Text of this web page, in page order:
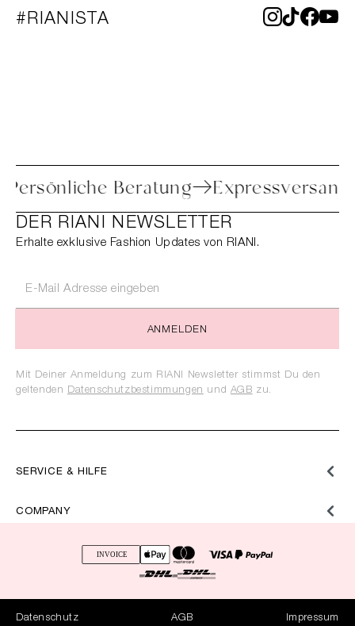
#RIANISTA
Persönliche Beratung
SERVICE & HILFE
COMPANY
DER RIANI NEWSLETTER
Erhalte exklusive Fashion Updates von RIANI.
ANMELDEN
Mit Deiner Anmeldung zum RIANI Newsletter stimmst Du den
geltenden Datenschutzbestimmungen und AGB zu.
Datenschutz AGB
Impressum